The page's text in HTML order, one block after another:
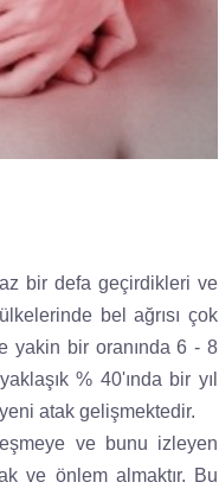
bir defa geçirdikleri ve
bel ağrısı çok
yakin bir oranında 6 - 8
% 40'ında bir yıl
atak gelişmektedir.
ve bunu izleyen
ve önlem almaktır. Bu